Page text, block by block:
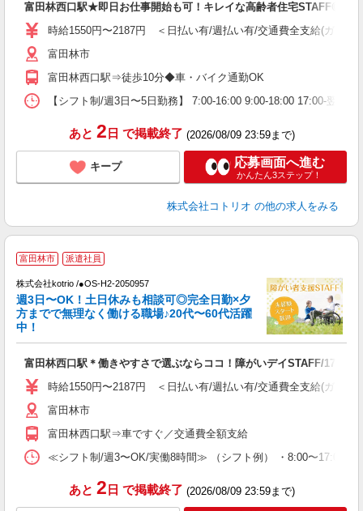
富田林西口駅★即日お仕事開始も可！キレイな高齢者住宅STAFF◎
時給1550円〜2187円 ＜日払い有/週払い有/交通費全支給(ガソリ
富田林市
富田林西口駅⇒徒歩10分◆車・バイク通勤OK
【シフト制/週3日〜5日勤務】 7:00-16:00 9:00-18:00 17:00-翌
あと 2 日 で掲載終了 (2026/08/09 23:59まで)
キープ 応募画面へ進む
かんたん3ステップ！
株式会社コトリオ の他の求人をみる
富田林市 派遣社員
株式会社kotrio /●OS-H2-2050957
週3日〜OK！土日休みも相談可◎完全日勤×夕
方までで無理なく働ける職場♪20代〜60代活躍
中！
富田林西口駅＊働きやすさで選ぶならココ！障がいデイSTAFF/17時定
時給1550円〜2187円 ＜日払い有/週払い有/交通費全支給(ガソリ
富田林市
富田林西口駅⇒車ですぐ／交通費全額支給
≪シフト制/週3〜OK/実働8時間≫ （シフト例） ・8:00〜17:00
あと 2 日 で掲載終了 (2026/08/09 23:59まで)